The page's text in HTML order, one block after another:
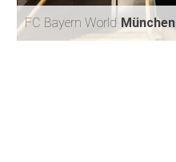
FC Bayern World München